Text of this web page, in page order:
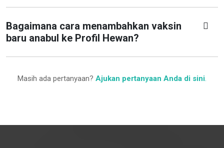
Bagaimana cara menambahkan vaksin
baru anabul ke Profil Hewan?
Masih ada pertanyaan? Ajukan pertanyaan Anda di sini.